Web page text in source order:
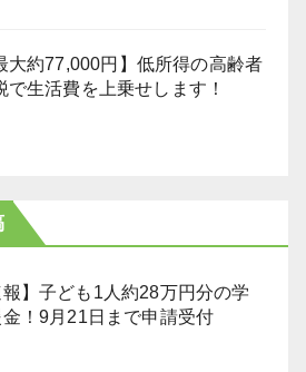
大約77,000円】低所得の高齢者
で生活費を上乗せします！
報】子ども1人約28万円分の学
！9月21日まで申請受付